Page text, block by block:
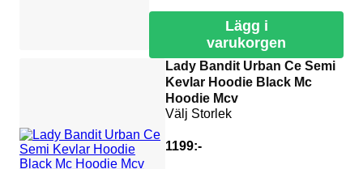
Lägg i
varukorgen
Lady Bandit Urban Ce Semi
Kevlar Hoodie Black Mc
Hoodie Mcv
Välj Storlek
1199:-